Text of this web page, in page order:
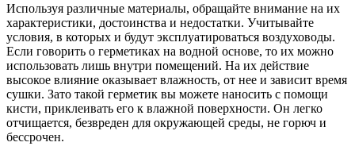
Используя различные материалы, обращайте внимание на их
характеристики, достоинства и недостатки. Учитывайте
условия, в которых и будут эксплуатироваться воздуховоды.
Если говорить о герметиках на водной основе, то их можно
использовать лишь внутри помещений. На их действие
высокое влияние оказывает влажность, от нее и зависит время
сушки. Зато такой герметик вы можете наносить с помощи
кисти, приклеивать его к влажной поверхности. Он легко
отчищается, безвреден для окружающей среды, не горюч и
бессрочен.